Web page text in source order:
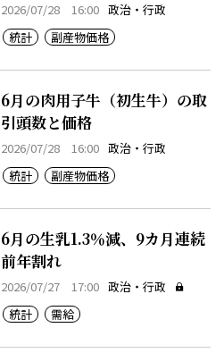
2026/07/28 16:00 政治・行政
統計
副産物価格
6月の肉用子牛（初生牛）の取
引頭数と価格
2026/07/28 16:00 政治・行政
統計
副産物価格
6月の生乳1.3％減、9カ月連続
前年割れ
2026/07/27 17:00 政治・行政
統計
需給